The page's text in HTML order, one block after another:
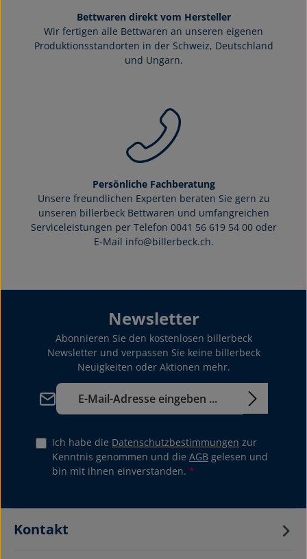
Bettwaren direkt vom Hersteller
Wir fertigen alle Bettwaren an unseren eigenen
Produktionsstandorten in der Schweiz, Deutschland
und Ungarn.
Persönliche Fachberatung
Unsere freundlichen Experten beraten Sie gern zu
unseren billerbeck Bettwaren und umfangreichen
Serviceleistungen per Telefon 0041 56 619 54 00 oder
E-Mail info@billerbeck.ch.
Newsletter
Abonnieren Sie den kostenlosen billerbeck
Newsletter und verpassen Sie keine billerbeck
Neuigkeiten oder Aktionen mehr.
E-Mail-Adresse*
Ich habe die Datenschutzbestimmungen zur
Kenntnis genommen und die AGB gelesen und
bin mit ihnen einverstanden. *
Kontakt